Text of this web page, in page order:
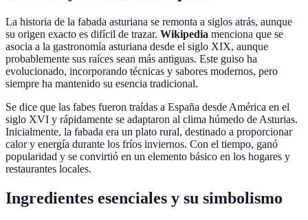
La historia de la fabada asturiana se remonta a siglos atrás, aunque
su origen exacto es difícil de trazar. Wikipedia menciona que se
asocia a la gastronomía asturiana desde el siglo XIX, aunque
probablemente sus raíces sean más antiguas. Este guiso ha
evolucionado, incorporando técnicas y sabores modernos, pero
siempre ha mantenido su esencia tradicional.
Se dice que las fabes fueron traídas a España desde América en el
siglo XVI y rápidamente se adaptaron al clima húmedo de Asturias.
Inicialmente, la fabada era un plato rural, destinado a proporcionar
calor y energía durante los fríos inviernos. Con el tiempo, ganó
popularidad y se convirtió en un elemento básico en los hogares y
restaurantes locales.
Ingredientes esenciales y su simbolismo